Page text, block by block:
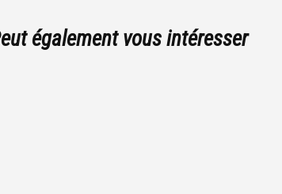
également vous intéresser